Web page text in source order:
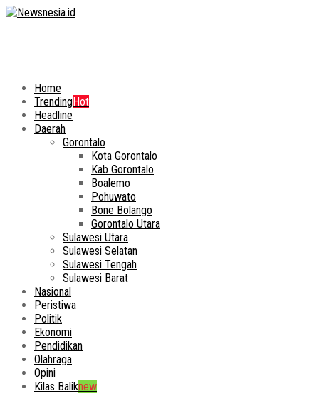
Home
TrendingHot
Headline
Daerah
Gorontalo
Kota Gorontalo
Kab Gorontalo
Boalemo
Pohuwato
Bone Bolango
Gorontalo Utara
Sulawesi Utara
Sulawesi Selatan
Sulawesi Tengah
Sulawesi Barat
Nasional
Peristiwa
Politik
Ekonomi
Pendidikan
Olahraga
Opini
Kilas Baliknew